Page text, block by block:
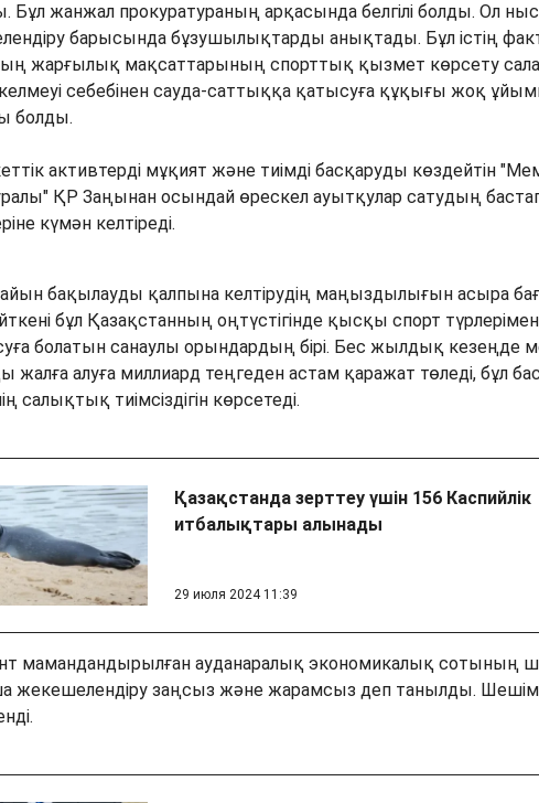
Бұл жанжал прокуратураның арқасында белгілі болды. Ол
барысында бұзушылықтарды анықтады. Бұл істің
жарғылық мақсаттарының спорттық қызмет көрсету
себебінен сауда-саттыққа қатысуға құқығы жоқ
болды.
активтерді мұқият және тиімді басқаруды көздейтін
ҚР Заңынан осындай өрескел ауытқулар сатудың
күмән келтіреді.
бақылауды қалпына келтірудің маңыздылығын асыра
бұл Қазақстанның оңтүстігінде қысқы спорт түрлерімен
болатын санаулы орындардың бірі. Бес жылдық кезеңде
жалға алуға миллиард теңгеден астам қаражат төледі, бұл
салықтық тиімсіздігін көрсетеді.
Қазақстанда зерттеу үшін 156 Каспийлік
итбалықтары алынады
29 июля 2024 11:39
мамандандырылған ауданаралық экономикалық сотының
жекешелендіру заңсыз және жарамсыз деп танылды.